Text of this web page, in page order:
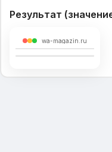
Результат
wa-magazin.ru